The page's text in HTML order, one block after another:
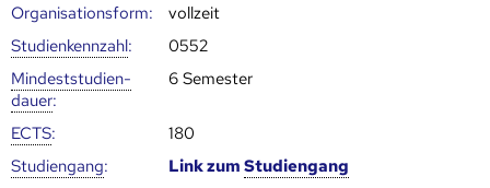
Organisationsform:
vollzeit
Studien­kenn­zahl:
0552
Mindest­studien­
dauer:
6 Semester
ECTS:
180
Studien­gang: Link zumStudien­gang